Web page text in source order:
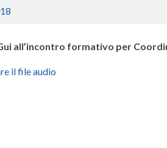
all’incontro formativo per
il file audio